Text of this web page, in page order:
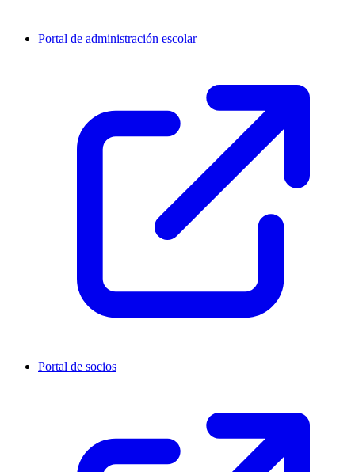
Portal de administración escolar
Portal de socios